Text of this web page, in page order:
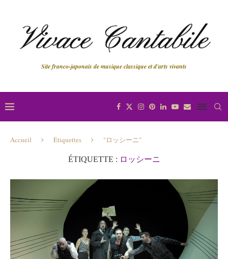
Site franco-japonais de musique classique et d'arts vivants
Accueil Étiquettes "ロッシーニ"
ÉTIQUETTE : ロッシーニ